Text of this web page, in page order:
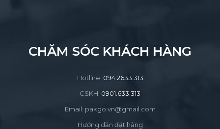
CHĂM SÓC KHÁCH HÀNG
Hotline: 094.2633.313
CSKH: 0901.633.313
Email: pakgo.vn@gmail.com
Hướng dẫn đặt hàng